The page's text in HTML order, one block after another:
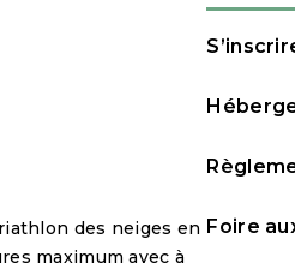
des neiges en
maximum avec à
Foire